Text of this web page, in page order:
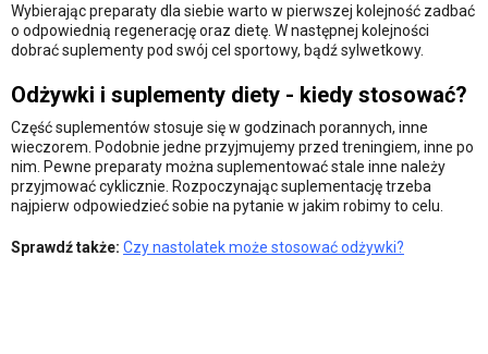
Wybierając preparaty dla siebie warto w pierwszej kolejność zadbać
o odpowiednią regenerację oraz dietę. W następnej kolejności
dobrać suplementy pod swój cel sportowy, bądź sylwetkowy.
Odżywki i suplementy diety - kiedy stosować?
Część suplementów stosuje się w godzinach porannych, inne
wieczorem. Podobnie jedne przyjmujemy przed treningiem, inne po
nim. Pewne preparaty można suplementować stale inne należy
przyjmować cyklicznie. Rozpoczynając suplementację trzeba
najpierw odpowiedzieć sobie na pytanie w jakim robimy to celu.
Sprawdź także: Czy nastolatek może stosować odżywki?